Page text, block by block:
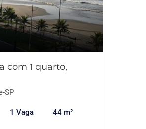
com 1 quarto,
SP
1 Vaga 44 m²